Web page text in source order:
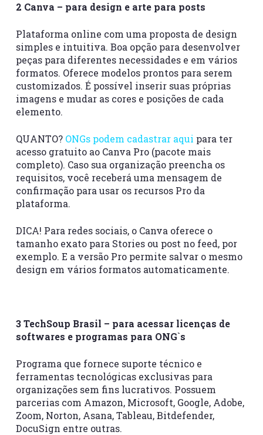
2 Canva – para design e arte para posts
Plataforma online com uma proposta de design
simples e intuitiva. Boa opção para desenvolver
peças para diferentes necessidades e em vários
formatos. Oferece modelos prontos para serem
customizados. É possível inserir suas próprias
imagens e mudar as cores e posições de cada
elemento.
QUANTO? ONGs podem cadastrar aqui para ter
acesso gratuito ao Canva Pro (pacote mais
completo). Caso sua organização preencha os
requisitos, você receberá uma mensagem de
confirmação para usar os recursos Pro da
plataforma.
DICA! Para redes sociais, o Canva oferece o
tamanho exato para Stories ou post no feed, por
exemplo. E a versão Pro permite salvar o mesmo
design em vários formatos automaticamente.
3 TechSoup Brasil – para acessar licenças de
softwares e programas para ONG`s
Programa que fornece suporte técnico e
ferramentas tecnológicas exclusivas para
organizações sem fins lucrativos. Possuem
parcerias com Amazon, Microsoft, Google, Adobe,
Zoom, Norton, Asana, Tableau, Bitdefender,
DocuSign entre outras.